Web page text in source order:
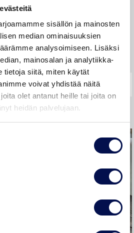
sisällön ja mainosten
median ominaisuuksien
analysoimiseen. Lisäksi
mainosalan ja analytiikka-
tietoja siitä, miten käytät
voivat yhdistää näitä
olet antanut heille tai joita on
heidän palvelujaan.